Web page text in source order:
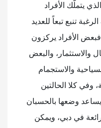
يتملّك الأفراد
تنبع تبعاً للعديد
الأفراد يركزون
والاستثمار، والبعض
والاستجمام
وفي كلا الحالتين
وضعها بالحسبان
في دبي، ويمكن